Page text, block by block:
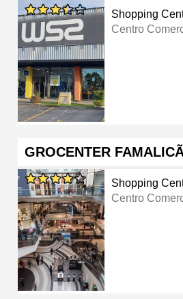
Shopping
Centro
GROCENTER
Shopping
Centro